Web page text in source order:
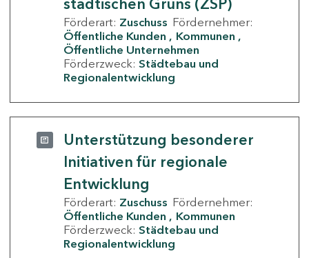
städtischen Grüns (ZSP)
Förderart: Zuschuss Fördernehmer:
Öffentliche Kunden
Kommunen
Öffentliche Unternehmen
Förderzweck: Städtebau und
Regionalentwicklung
Unterstützung besonderer
Initiativen für regionale
Entwicklung
Förderart: Zuschuss Fördernehmer:
Öffentliche Kunden
Kommunen
Förderzweck: Städtebau und
Regionalentwicklung